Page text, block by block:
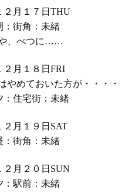
２月１７日THU
：街角：未緒
、べつに……
２月１８日FRI
やめておいた方が・・・・
：住宅街：未緒
２月１９日SAT
：街角：未緒
２月２０日SUN
：駅前：未緒